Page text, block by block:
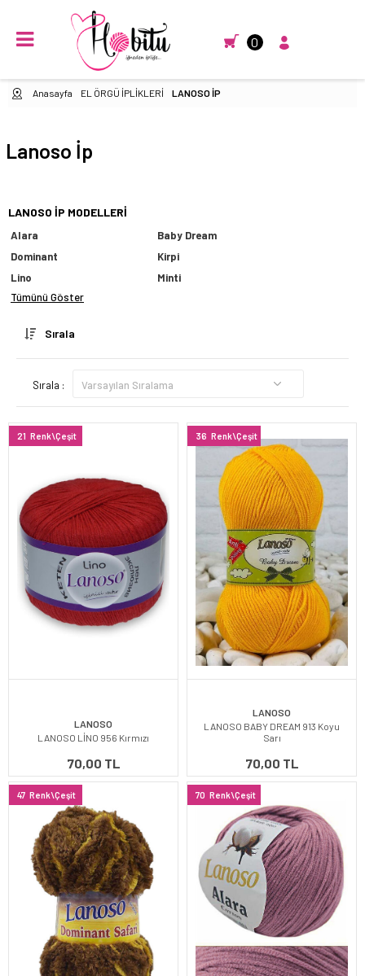
0
Anasayfa EL ÖRGÜ İPLİKLERİ LANOSO İP
Lanoso İp
LANOSO İP MODELLERI
Alara
Baby Dream
Dominant
Kirpi
Lino
Minti
Tümünü Göster
Sırala
Sırala :
21 Renk\Çeşit
LANOSO
LANOSO LİNO 956 Kırmızı
70,00 TL
36 Renk\Çeşit
LANOSO
LANOSO BABY DREAM 913 Koyu
Sarı
70,00 TL
47 Renk\Çeşit 70 Renk\Çeşit